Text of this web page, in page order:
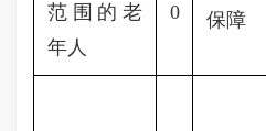
范围的老
年人
0
保障